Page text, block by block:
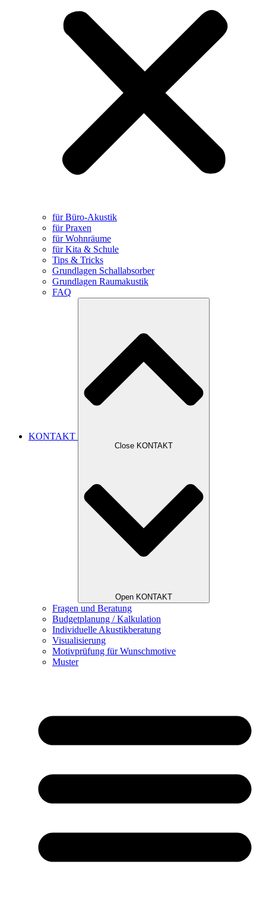
für Büro-Akustik
für Praxen
für Wohnräume
für Kita & Schule
Tips & Tricks
Grundlagen Schallabsorber
Grundlagen Raumakustik
FAQ
KONTAKT
Close KONTAKT
Open KONTAKT
Fragen und Beratung
Budgetplanung / Kalkulation
Individuelle Akustikberatung
Visualisierung
Motivprüfung für Wunschmotive
Muster